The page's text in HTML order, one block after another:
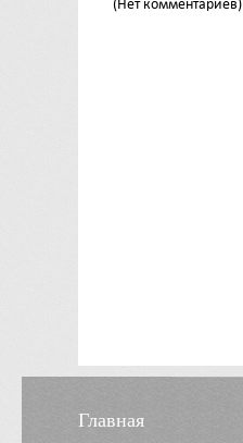
(Нет комментариев)
Главная